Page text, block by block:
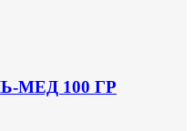
МЕД 100 ГР